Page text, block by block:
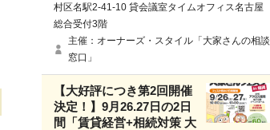
村区名駅2-41-10 貸会議室タイムオフィス名古屋
総合受付3階
主催：オーナーズ・スタイル「大家さんの相談
窓口」
【大好評につき第2回開催
決定！】9月26.27日の2日
間「賃貸経営+相続対策 大